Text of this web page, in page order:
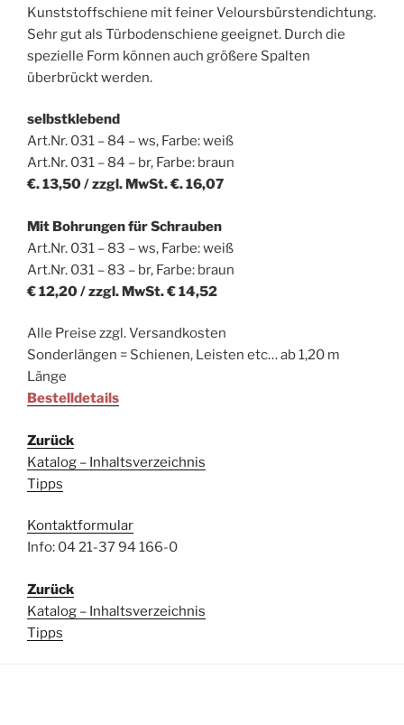
Kunststoffschiene mit feiner Veloursbürstendichtung.
Sehr gut als Türbodenschiene geeignet. Durch die
spezielle Form können auch größere Spalten
überbrückt werden.
selbstklebend
Art.Nr. 031 – 84 – ws, Farbe: weiß
Art.Nr. 031 – 84 – br, Farbe: braun
€. 13,50 / zzgl. MwSt. €. 16,07
Mit Bohrungen für Schrauben
Art.Nr. 031 – 83 – ws, Farbe: weiß
Art.Nr. 031 – 83 – br, Farbe: braun
€ 12,20 / zzgl. MwSt. € 14,52
Alle Preise zzgl. Versandkosten
Sonderlängen = Schienen, Leisten etc… ab 1,20 m
Länge
Bestelldetails
Zurück
Katalog – Inhaltsverzeichnis
Tipps
Kontaktformular
Info: 04 21-37 94 166-0
Zurück
Katalog – Inhaltsverzeichnis
Tipps